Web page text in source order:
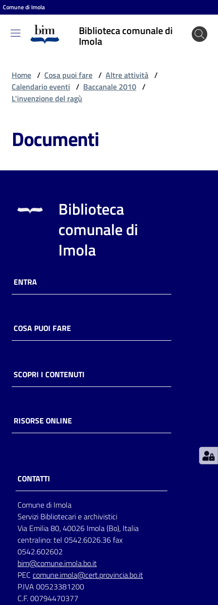
Vai al contenuto
Vai alla navigazione
Vai al footer
Comune di Imola
Biblioteca comunale di
Imola
Biblioteca
comunale
Cosa
fare
Scopri
online
Piani
Decentrate
Seguici
su
Home / Cosa puoi fare / Altre attività /
Calendario eventi / Baccanale 2010 /
L'invenzione del ragù
Documenti
Biblioteca
comunale di
Imola
ENTRA
COSA PUOI FARE
SCOPRI I CONTENUTI
RISORSE ONLINE
CONTATTI
Comune di Imola
Servizi Bibliotecari e archivistici
Via Emilia 80, 40026 Imola (Bo), Italia
centralino: tel 0542.6026.36 fax
0542.602602
bim@comune.imola.bo.it
PEC comune.imola@cert.provincia.bo.it
P.IVA 00523381200
C.F. 00794470377